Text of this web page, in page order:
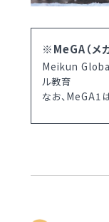
※MeGA（メガ
Meikun
ル教育
なお、MeGA1